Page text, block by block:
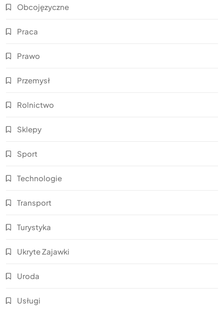
Obcojęzyczne
Praca
Prawo
Przemysł
Rolnictwo
Sklepy
Sport
Technologie
Transport
Turystyka
Ukryte Zajawki
Uroda
Usługi